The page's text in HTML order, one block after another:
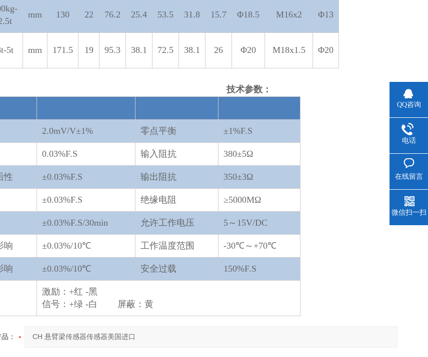
mm 130 22 76.2 25.4 53.5 31.8 15.7 Φ18.5 M16x2 Φ13
5t mm 171.5 19 95.3 38.1 72.5 38.1 26 Φ20 M18x1.5 Φ20
术参数：
2.0mV/V±1% 零点平衡 ±1%F.S
0.03%F.S 输入阻抗 380±5Ω
性 ±0.03%F.S 输出阻抗 350±3Ω
±0.03%F.S 绝缘电阻 ≥5000MΩ
±0.03%F.S/30min 允许工作电压 5～15V/DC
响 ±0.03%/10℃ 工作温度范围 -30℃～+70℃
响 ±0.03%/10℃ 安全过载 150%F.S
激励：+红 -黑
信号：+绿 -白 屏蔽：黄
：
QQ咨询
电话
在线留言
微信扫一扫